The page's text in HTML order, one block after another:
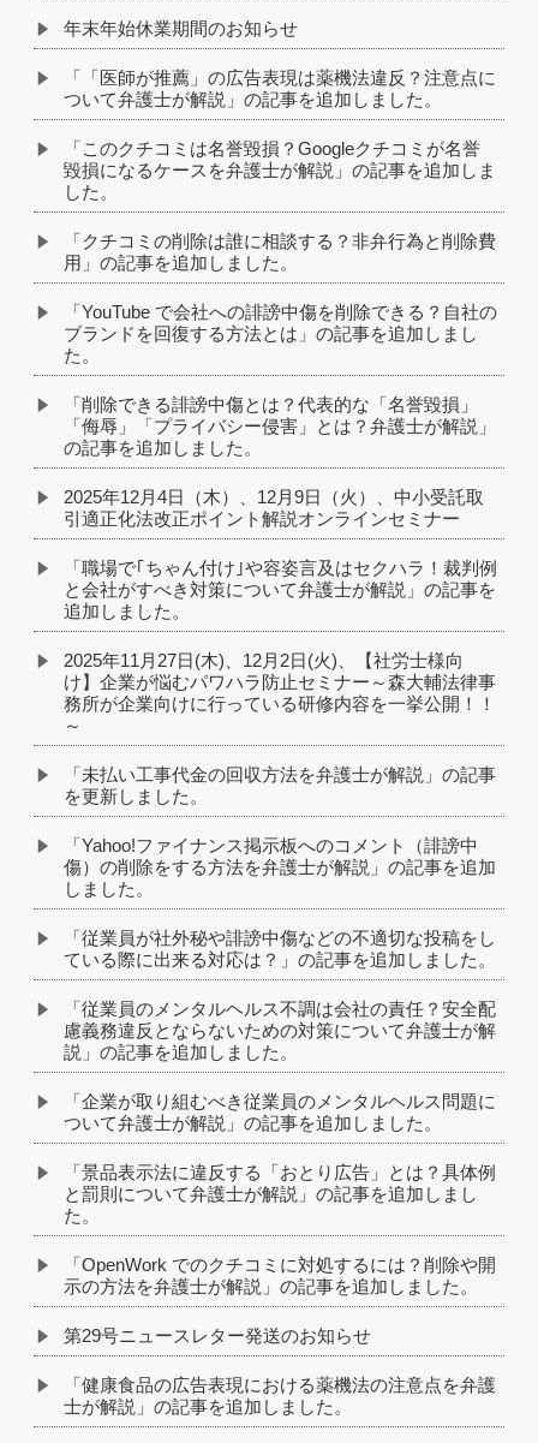
年末年始休業期間のお知らせ
「「医師が推薦」の広告表現は薬機法違反？注意点に
ついて弁護士が解説」の記事を追加しました。
「このクチコミは名誉毀損？Googleクチコミが名誉
毀損になるケースを弁護士が解説」の記事を追加しま
した。
「クチコミの削除は誰に相談する？非弁行為と削除費
用」の記事を追加しました。
「YouTube で会社への誹謗中傷を削除できる？自社の
ブランドを回復する方法とは」の記事を追加しまし
た。
「削除できる誹謗中傷とは？代表的な「名誉毀損」
「侮辱」「プライバシー侵害」とは？弁護士が解説」
の記事を追加しました。
2025年12月4日（木）、12月9日（火）、中小受託取
引適正化法改正ポイント解説オンラインセミナー
「職場で｢ちゃん付け｣や容姿言及はセクハラ！裁判例
と会社がすべき対策について弁護士が解説」の記事を
追加しました。
2025年11月27日(木)、12月2日(火)、【社労士様向
け】企業が悩むパワハラ防止セミナー～森大輔法律事
務所が企業向けに行っている研修内容を一挙公開！！
～
「未払い工事代金の回収方法を弁護士が解説」の記事
を更新しました。
「Yahoo!ファイナンス掲示板へのコメント（誹謗中
傷）の削除をする方法を弁護士が解説」の記事を追加
しました。
「従業員が社外秘や誹謗中傷などの不適切な投稿をし
ている際に出来る対応は？」の記事を追加しました。
「従業員のメンタルヘルス不調は会社の責任？安全配
慮義務違反とならないための対策について弁護士が解
説」の記事を追加しました。
「企業が取り組むべき従業員のメンタルヘルス問題に
ついて弁護士が解説」の記事を追加しました。
「景品表示法に違反する「おとり広告」とは？具体例
と罰則について弁護士が解説」の記事を追加しまし
た。
「OpenWork でのクチコミに対処するには？削除や開
示の方法を弁護士が解説」の記事を追加しました。
第29号ニュースレター発送のお知らせ
「健康食品の広告表現における薬機法の注意点を弁護
士が解説」の記事を追加しました。